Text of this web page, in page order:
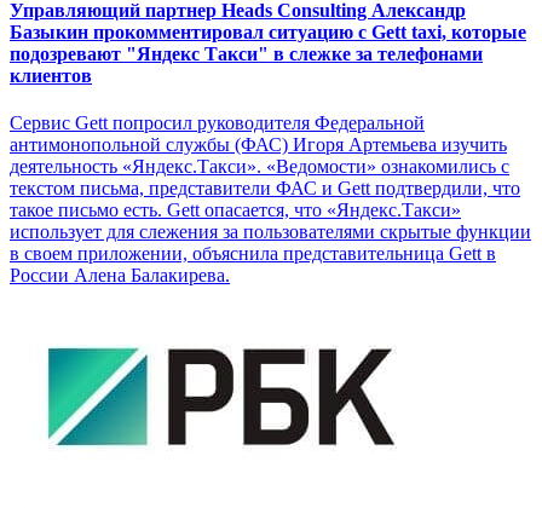
Управляющий партнер Heads Consulting Александр
Базыкин прокомментировал ситуацию с Gett taxi, которые
подозревают "Яндекс Такси" в слежке за телефонами
клиентов
Сервис Gett попросил руководителя Федеральной
антимонопольной службы (ФАС) Игоря Артемьева изучить
деятельность «Яндекс.Такси». «Ведомости» ознакомились с
текстом письма, представители ФАС и Gett подтвердили, что
такое письмо есть. Gett опасается, что «Яндекс.Такси»
использует для слежения за пользователями скрытые функции
в своем приложении, объяснила представительница Gett в
России Алена Балакирева.